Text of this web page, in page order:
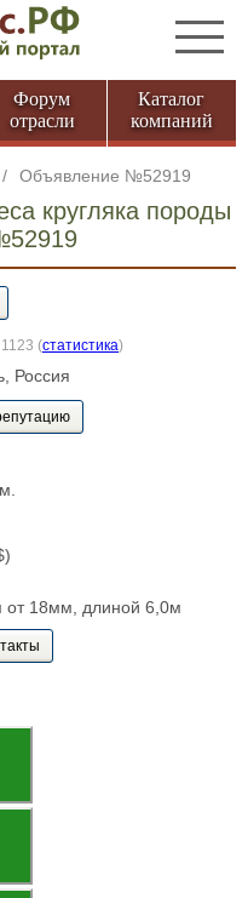
Форум
отрасли
Каталог
компаний
/ Объявление №52919
кругляка породы
(статистика)
Россия
от 18мм, длиной 6,0м